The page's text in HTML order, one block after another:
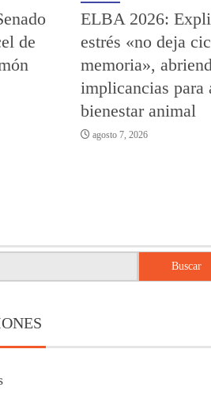
de
ELBA 2026:
estrés «no deja
memoria»,
implicancias para
bienestar animal
agosto 7, 2026
Buscar